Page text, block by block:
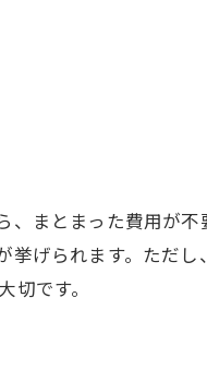
、まとまった費用が不
挙げられます。ただし
です。